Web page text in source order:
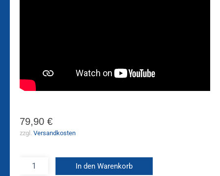
79,90 €
zzgl. Versandkosten
In den Warenkorb